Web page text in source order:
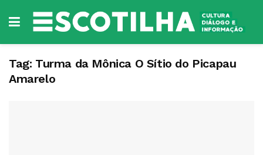
Tag: Turma da Mônica O Sítio do Picapau
Amarelo